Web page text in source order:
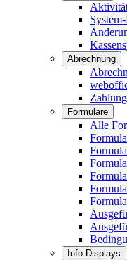
Abrechnung
Formulare
Alle
Info-Displays